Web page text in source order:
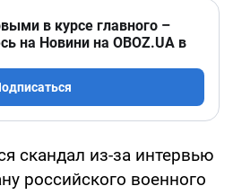
в курсе главного –
на Новини на OBOZ.UA в
скандал из-за интервью
российского военного